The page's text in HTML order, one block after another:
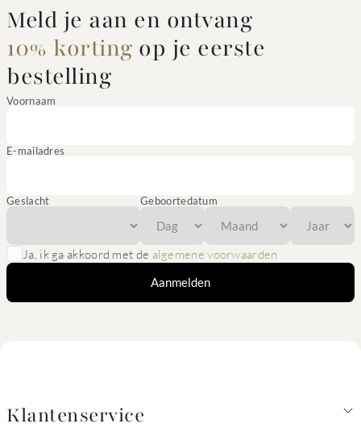
Meld je aan en ontvang
10% korting op je eerste
bestelling
Voornaam
E-mailadres
Geslacht Geboortedatum
Ja, ik ga akkoord met de algemene voorwaarden
Aanmelden
Klantenservice